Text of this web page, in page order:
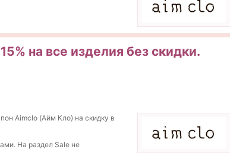
на все изделия без скидки.
Aimclo (Айм Кло) на скидку в
На раздел Sale не